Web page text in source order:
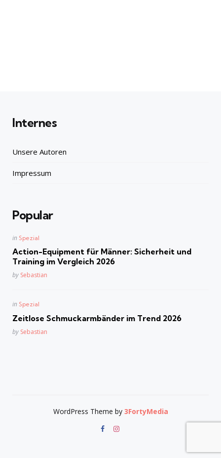
Internes
Unsere Autoren
Impressum
Popular
Posted
in Spezial
Action-Equipment für Männer: Sicherheit und
Training im Vergleich 2026
Posted
by Sebastian
Posted
in Spezial
Zeitlose Schmuckarmbänder im Trend 2026
Posted
by Sebastian
WordPress Theme by 3FortyMedia